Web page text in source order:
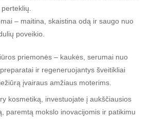
– maitina, skaistina odą ir saugo nuo
poveikio.
priemonės – kaukės, serumai nuo
ir regeneruojantys šveitikliai
įvairaus amžiaus moterims.
kosmetiką, investuojate į aukščiausios
paremtą mokslo inovacijomis ir patikimu